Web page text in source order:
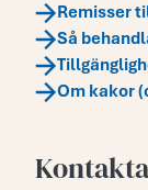
Remisser
Så
Om kakor